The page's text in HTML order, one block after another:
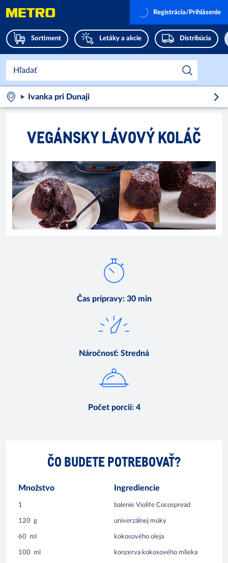
Sortiment Letáky a akcie Distribúcia
Registrácia/Prihlásenie
Ivanka pri Dunaji
VEGÁNSKY LÁVOVÝ KOLÁČ
Čas prípravy: 30 min
Náročnosť: Stredná
Počet porcií: 4
ČO BUDETE POTREBOVAŤ?
Množstvo Ingrediencie
1 balenie Violife Cocospread
120 g univerzálnej múky
60 ml kokosového oleja
100 ml konzerva kokosového mlieka